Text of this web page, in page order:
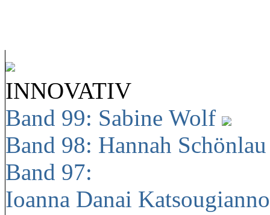
INNOVATIV
Band 99: Sabine Wolf
Band 98: Hannah
Band 97:
Ioanna Danai